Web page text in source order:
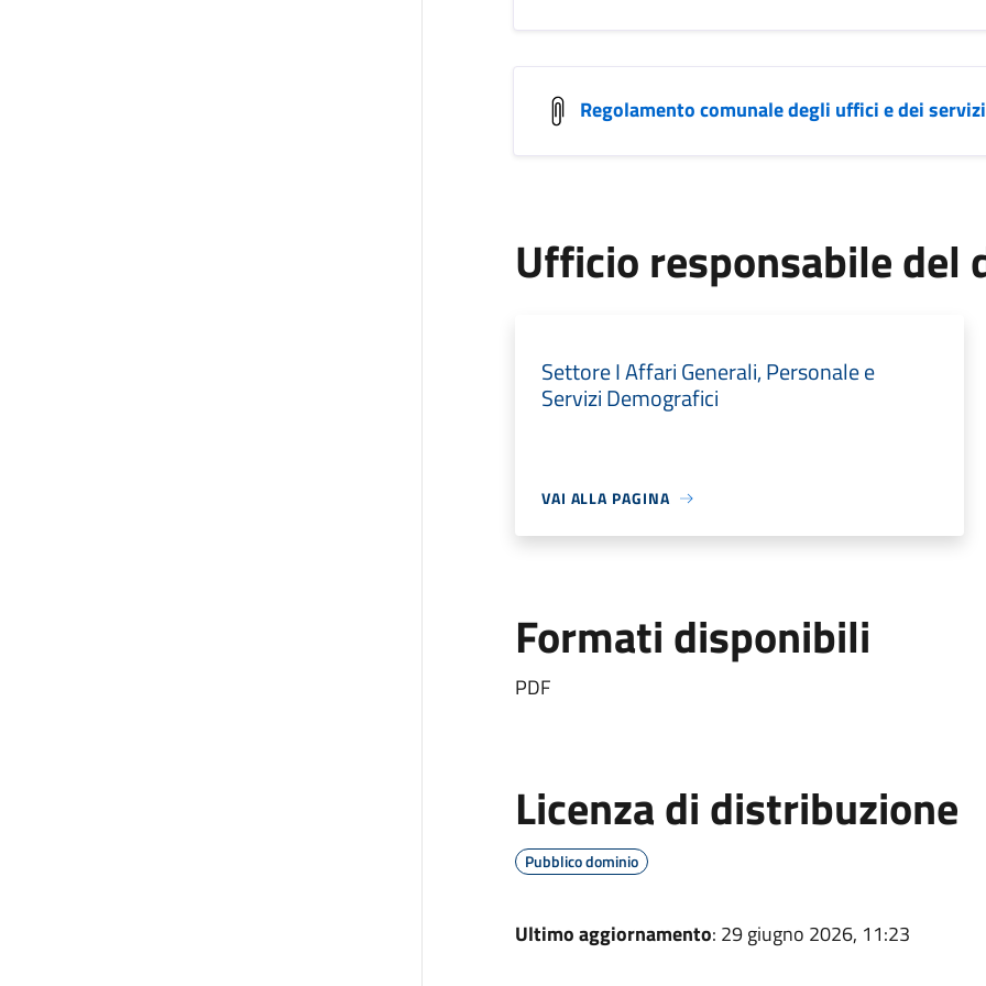
Regolamento comunale degli uffici e dei servizi
Ufficio responsabile del
Settore I Affari Generali, Personale e
Servizi Demografici
VAI ALLA PAGINA
Formati disponibili
PDF
Licenza di distribuzione
Pubblico dominio
Ultimo aggiornamento: 29 giugno 2026, 11:23